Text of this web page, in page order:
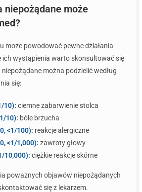
niepożądane może
może powodować pewne działania
ich wystąpienia warto skonsultować się
niepożądane można podzielić według
się:
10): ciemne zabarwienie stolca
10): bóle brzucha
<1/100): reakcje alergiczne
<1/1,000): zawroty głowy
10,000): ciężkie reakcje skórne
poważnych objawów niepożądanych
się z lekarzem.